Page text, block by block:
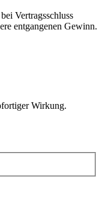
Vertragsschluss
entgangenen Gewinn.
Wirkung.